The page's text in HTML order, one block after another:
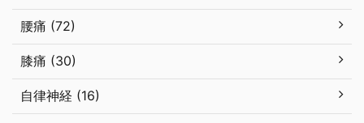
腰痛 (72)
膝痛 (30)
自律神経 (16)